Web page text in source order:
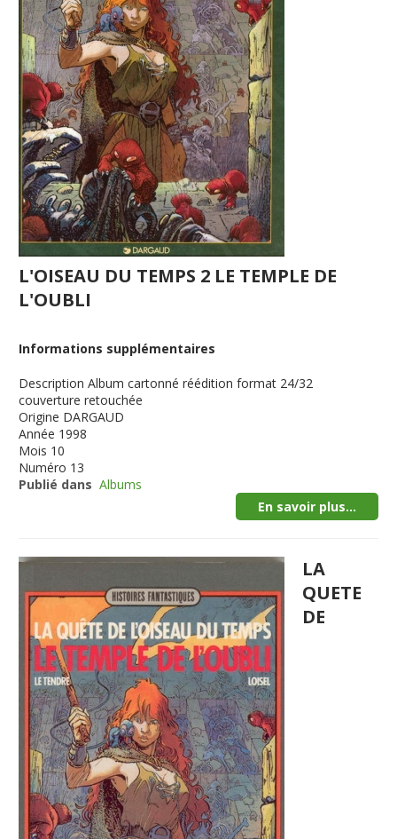
L'OISEAU DU TEMPS 2 LE TEMPLE DE
L'OUBLI
Informations supplémentaires
Description Album cartonné réédition format 24/32
couverture retouchée
Origine DARGAUD
Année 1998
Mois 10
Numéro 13
Publié dans Albums
En savoir plus...
LA
QUETE
DE